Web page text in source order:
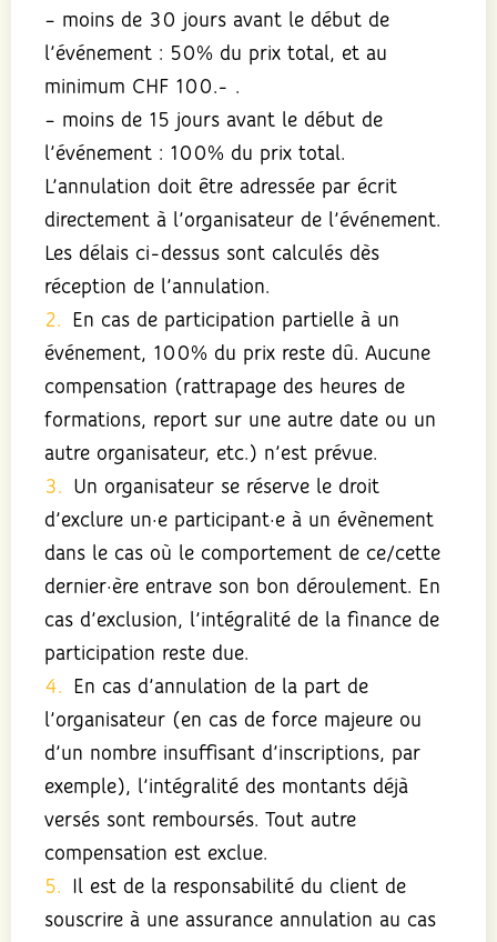
– moins de 30 jours avant le début de
l’événement : 50% du prix total, et au
minimum CHF 100.- .
– moins de 15 jours avant le début de
l’événement : 100% du prix total.
L’annulation doit être adressée par écrit
directement à l’organisateur de l’événement.
Les délais ci-dessus sont calculés dès
réception de l’annulation.
En cas de participation partielle à un
événement, 100% du prix reste dû. Aucune
compensation (rattrapage des heures de
formations, report sur une autre date ou un
autre organisateur, etc.) n’est prévue.
Un organisateur se réserve le droit
d’exclure un·e participant·e à un évènement
dans le cas où le comportement de ce/cette
dernier·ère entrave son bon déroulement. En
cas d’exclusion, l’intégralité de la finance de
participation reste due.
En cas d’annulation de la part de
l’organisateur (en cas de force majeure ou
d’un nombre insuffisant d’inscriptions, par
exemple), l’intégralité des montants déjà
versés sont remboursés. Tout autre
compensation est exclue.
Il est de la responsabilité du client de
souscrire à une assurance annulation au cas